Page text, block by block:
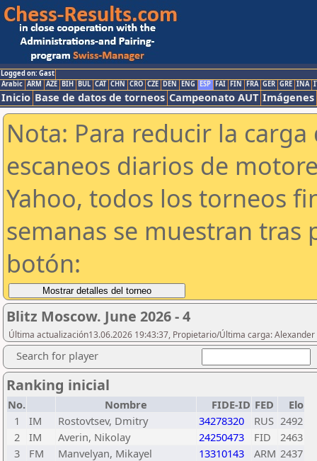
Logged on: Gast
Arabic ARM AZE BIH BUL CAT CHN CRO CZE DEN ENG ESP FAI FIN FRA GER GRE INA
Inicio Base de datos de torneos Campeonato AUT Imágenes
Nota: Para reducir la
escaneos diarios de
Yahoo, todos los torneos
semanas se muestran tras
botón:
Blitz Moscow. June 2026 - 4
Última actualización13.06.2026 19:43:37, Propietario/Última carga: Alexander
Search for player
Ranking inicial
No. Nombre FIDE-ID FED
Elo
1
IM Rostovtsev, Dmitry 34278320 RUS 2492
2
IM Averin, Nikolay 24250473 FID
2463
3
FM Manvelyan, Mikayel 13310143 ARM 2437